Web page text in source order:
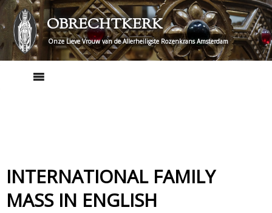
Skip
to
content
OBRECHTKERK
Onze Lieve Vrouw van de Allerheiligste Rozenkrans Amsterdam
INTERNATIONAL FAMILY
MASS IN ENGLISH